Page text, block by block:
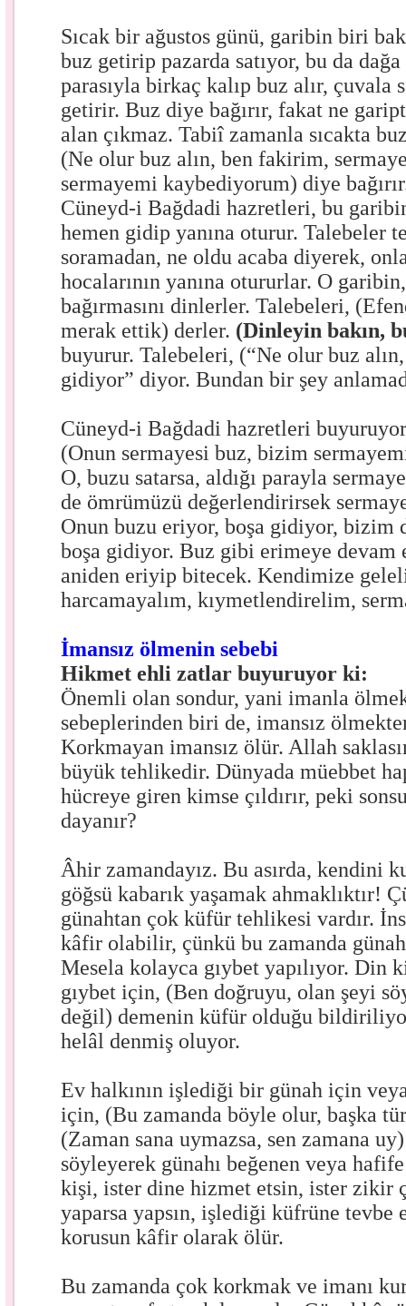
Sıcak bir ağustos günü, garibin biri
buz getirip pazarda satıyor, bu da
parasıyla birkaç kalıp buz alır, çuvala
getirir. Buz diye bağırır, fakat ne
alan çıkmaz. Tabiî zamanla sıcakta
(Ne olur buz alın, ben fakirim,
sermayemi kaybediyorum) diye
Cüneyd-i Bağdadi hazretleri, bu
hemen gidip yanına oturur. Talebeler
soramadan, ne oldu acaba diyerek,
hocalarının yanına otururlar. O
bağırmasını dinlerler. Talebeleri,
merak ettik) derler. (Dinleyin bakın,
buyurur. Talebeleri, (“Ne olur buz
gidiyor” diyor. Bundan bir şey
Cüneyd-i Bağdadi hazretleri
(Onun sermayesi buz, bizim
O, buzu satarsa, aldığı parayla
de ömrümüzü değerlendirirsek
Onun buzu eriyor, boşa gidiyor, bizim
boşa gidiyor. Buz gibi erimeye devam
aniden eriyip bitecek. Kendimize
harcamayalım, kıymetlendirelim,
İmansız ölmenin sebebi
Hikmet ehli zatlar buyuruyor ki:
Önemli olan sondur, yani imanla
sebeplerinden biri de, imansız
Korkmayan imansız ölür. Allah
büyük tehlikedir. Dünyada müebbet
hücreye giren kimse çıldırır, peki
dayanır?
Âhir zamandayız. Bu asırda, kendini
göğsü kabarık yaşamak ahmaklıktır!
günahtan çok küfür tehlikesi vardır.
kâfir olabilir, çünkü bu zamanda
Mesela kolayca gıybet yapılıyor. Din
gıybet için, (Ben doğruyu, olan şeyi
değil) demenin küfür olduğu
helâl denmiş oluyor.
Ev halkının işlediği bir günah için
için, (Bu zamanda böyle olur, başka
(Zaman sana uymazsa, sen zamana
söyleyerek günahı beğenen veya
kişi, ister dine hizmet etsin, ister zikir
yaparsa yapsın, işlediği küfrüne tevbe
korusun kâfir olarak ölür.
Bu zamanda çok korkmak ve imanı